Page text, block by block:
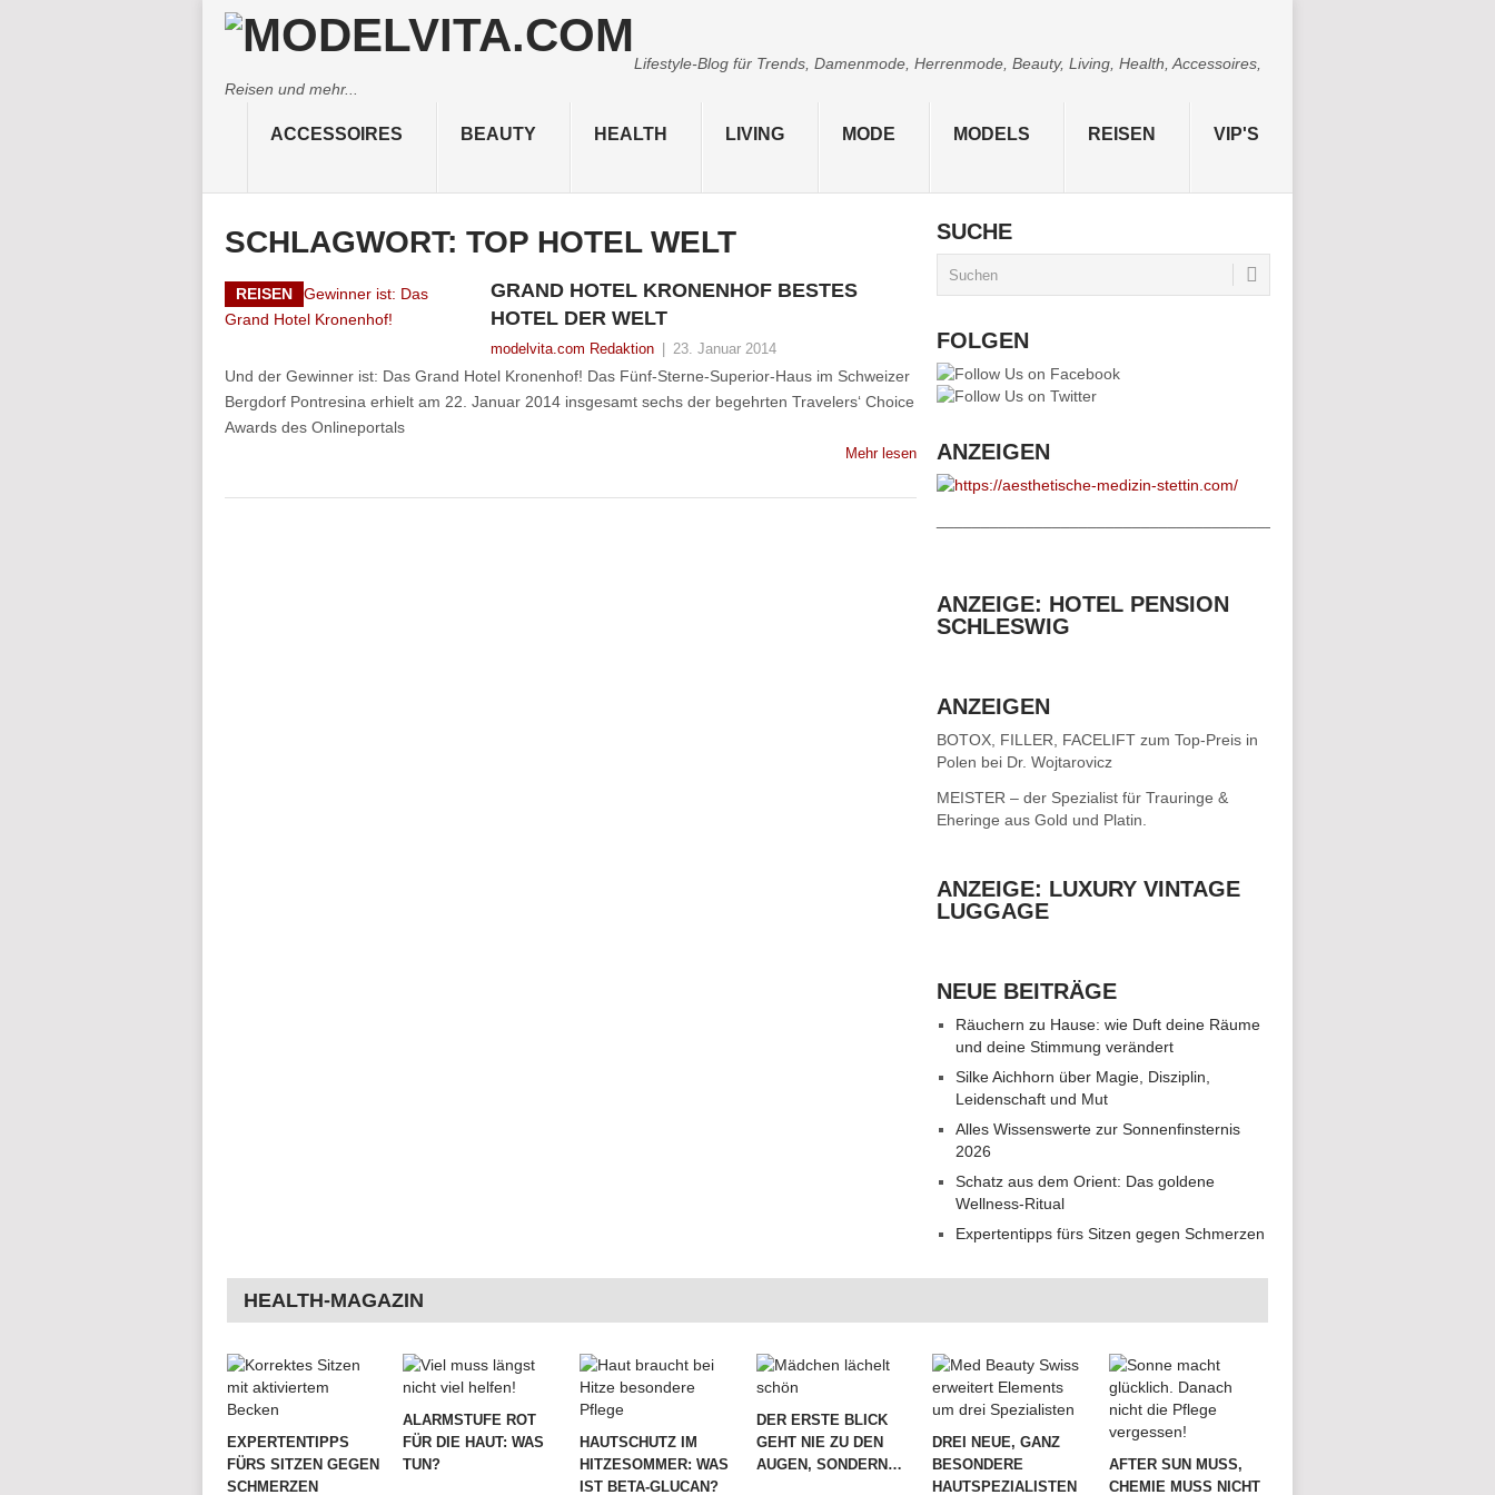
Lifestyle-Blog für Trends, Damenmode, Herrenmode, Beauty, Living, Health, Accessoires,
Reisen und mehr...
ACCESSOIRES BEAUTY HEALTH LIVING MODE MODELS REISEN VIP'S
SCHLAGWORT: TOP HOTEL WELT
REISEN
GRAND HOTEL KRONENHOF BESTES
HOTEL DER WELT
modelvita.com Redaktion 23. Januar 2014
Und der Gewinner ist: Das Grand Hotel Kronenhof! Das Fünf-Sterne-Superior-Haus im Schweizer
Bergdorf Pontresina erhielt am 22. Januar 2014 insgesamt sechs der begehrten Travelers‘ Choice
Awards des Onlineportals
Mehr lesen
SUCHE
FOLGEN
ANZEIGEN
ANZEIGE: HOTEL PENSION
SCHLESWIG
ANZEIGEN
BOTOX, FILLER, FACELIFT zum Top-Preis in
Polen bei Dr. Wojtarovicz
MEISTER – der Spezialist für Trauringe &
Eheringe aus Gold und Platin.
ANZEIGE: LUXURY VINTAGE
LUGGAGE
NEUE BEITRÄGE
Räuchern zu Hause: wie Duft deine Räume
und deine Stimmung verändert
Silke Aichhorn über Magie, Disziplin,
Leidenschaft und Mut
Alles Wissenswerte zur Sonnenfinsternis
2026
Schatz aus dem Orient: Das goldene
Wellness-Ritual
Expertentipps fürs Sitzen gegen Schmerzen
HEALTH-MAGAZIN
EXPERTENTIPPS
FÜRS SITZEN GEGEN
SCHMERZEN
ALARMSTUFE ROT
FÜR DIE HAUT: WAS
TUN?
HAUTSCHUTZ IM
HITZESOMMER: WAS
IST BETA-GLUCAN?
DER ERSTE BLICK
GEHT NIE ZU DEN
AUGEN, SONDERN…
DREI NEUE, GANZ
BESONDERE
HAUTSPEZIALISTEN
AFTER SUN MUSS,
CHEMIE MUSS NICHT